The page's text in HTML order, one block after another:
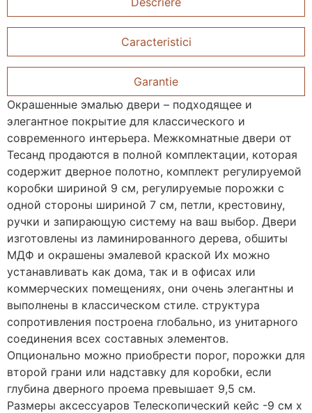
Caracteristici
Garantie
Окрашенные эмалью двери – подходящее и
элегантное покрытие для классического и
современного интерьера. Межкомнатные двери от
Тесанд продаются в полной комплектации, которая
содержит дверное полотно, комплект регулируемой
коробки шириной 9 см, регулируемые порожки с
одной стороны шириной 7 см, петли, крестовину,
ручки и запирающую систему на ваш выбор. Двери
изготовлены из ламинированного дерева, обшиты
МДФ и окрашены эмалевой краской Их можно
устанавливать как дома, так и в офисах или
коммерческих помещениях, они очень элегантны и
выполнены в классическом стиле. структура
сопротивления построена глобально, из унитарного
соединения всех составных элементов.
Опционально можно приобрести порог, порожки для
второй грани или надставку для коробки, если
глубина дверного проема превышает 9,5 см.
Размеры аксессуаров Телескопический кейс -9 см х